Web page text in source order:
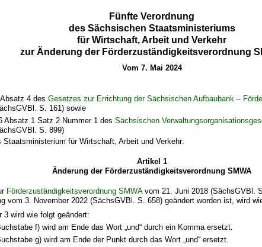
Fünfte Verordnung
des Sächsischen Staatsministeriums
für Wirtschaft, Arbeit und Verkehr
zur Änderung der Förderzuständigkeitsverordnung
Vom 7. Mai 2024
4 des Gesetzes zur Errichtung der Sächsischen Aufbaubank –
S. 161) sowie
Absatz 1 Satz 2 Nummer 1 des Sächsischen
S. 899)
Staatsministerium für Wirtschaft, Arbeit und Verkehr:
Artikel 1
Änderung der Förderzuständigkeitsverordnung SMWA
Förderzuständigkeitsverordnung SMWAvom 21. Juni 2018 (SächsGVBl.
vom 3. November 2022 (SächsGVBl. S. 658) geändert worden ist, wird
3 wird wie folgt geändert:
f) wird am Ende das Wort „und“ durch ein Komma ersetzt.
g) wird am Ende der Punkt durch das Wort „und“ ersetzt.